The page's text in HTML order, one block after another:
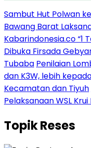
Sambut Hut Polwan
Bawang Barat
Kabarindonesia.co “1
Dibuka Firsada
Tubaba Penilaian
dan K3W, lebih
Kecamatan dan Tiyuh
Pelaksanaan WSL
TopikReses